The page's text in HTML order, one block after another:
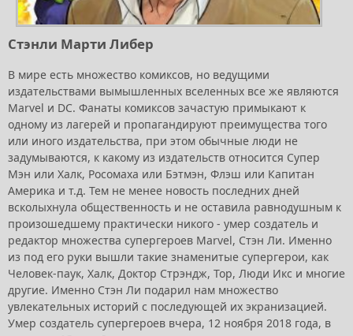
Стэнли Марти Либер
В мире есть множество комиксов, но ведущими
издательствами вымышленных вселенных все же являются
Marvel и DC. Фанаты комиксов зачастую примыкают к
одному из лагерей и пропагандируют преимущества того
или иного издательства, при этом обычные люди не
задумываются, к какому из издательств относится Супер
Мэн или Халк, Росомаха или Бэтмэн, Флэш или Капитан
Америка и т.д. Тем не менее новость последних дней
всколыхнула общественность и не оставила равнодушным к
произошедшему практически никого - умер создатель и
редактор множества супергероев Marvel, Стэн Ли. Именно
из под его руки вышли такие знаменитые супергерои, как
Человек-паук, Халк, Доктор Стрэндж, Тор, Люди Икс и многие
другие. Именно Стэн Ли подарил нам множество
увлекательных историй с последующей их экранизацией.
Умер создатель супергероев вчера, 12 ноября 2018 года, в